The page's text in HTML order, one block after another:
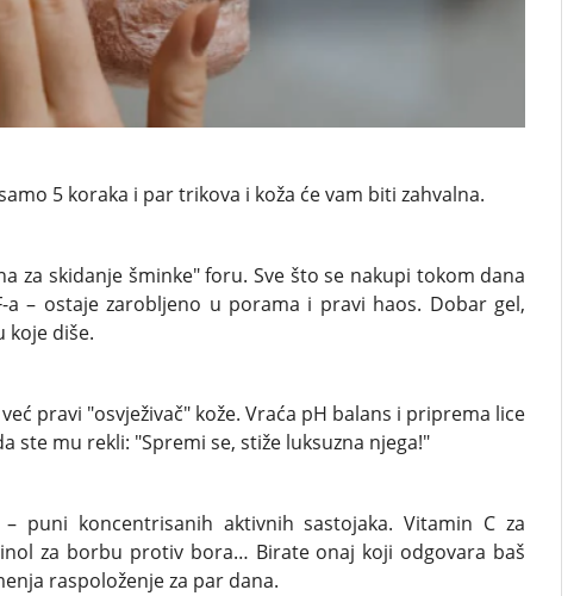
5 koraka i par trikova i koža će vam biti zahvalna.
za skidanje šminke" foru. Sve što se nakupi tokom dana
a – ostaje zarobljeno u porama i pravi haos. Dobar gel,
koje diše.
pravi "osvježivač" kože. Vraća pH balans i priprema lice
ste mu rekli: "Spremi se, stiže luksuzna njega!"
puni koncentrisanih aktivnih sastojaka. Vitamin C za
za borbu protiv bora… Birate onaj koji odgovara baš
raspoloženje za par dana.